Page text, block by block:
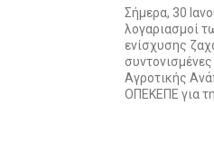
Σήμερα, 30
λογαριασμοί
ενίσχυσης
Αγροτικής
ΟΠΕΚΕΠΕ για